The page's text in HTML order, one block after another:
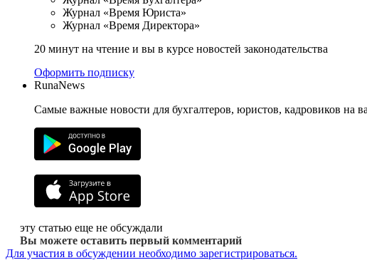
Журнал «Время Юриста»
Журнал «Время Директора»
20 минут на чтение и вы в курсе новостей законодательства
Оформить подписку
RunaNews
Самые важные новости для бухгалтеров, юристов, кадровиков на
эту статью еще не обсуждали
Вы можете оставить первый комментарий
Для участия в обсуждении необходимо зарегистрироваться.